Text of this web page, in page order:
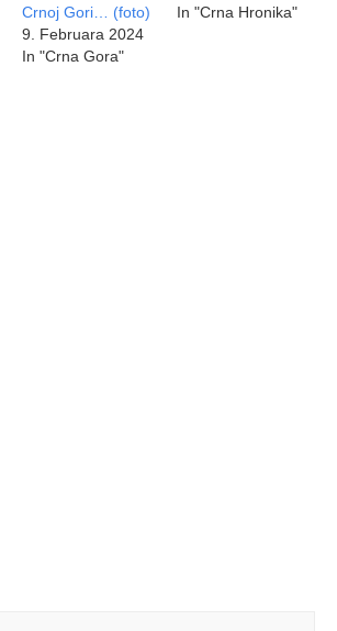
Crnoj Gori… (foto)
9. Februara 2024
In "Crna Gora"
In "Crna Hronika"